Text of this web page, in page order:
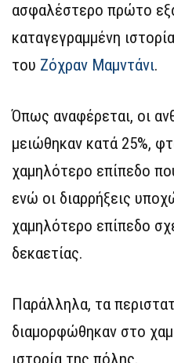
ασφαλέστερο πρώτο
καταγεγραμμένη
του Ζόχραν Μαμντάνι.
Όπως αναφέρεται, οι
μειώθηκαν κατά 25%,
χαμηλότερο επίπεδο
ενώ οι διαρρήξεις
χαμηλότερο επίπεδο
δεκαετίας.
Παράλληλα, τα
διαμορφώθηκαν στο